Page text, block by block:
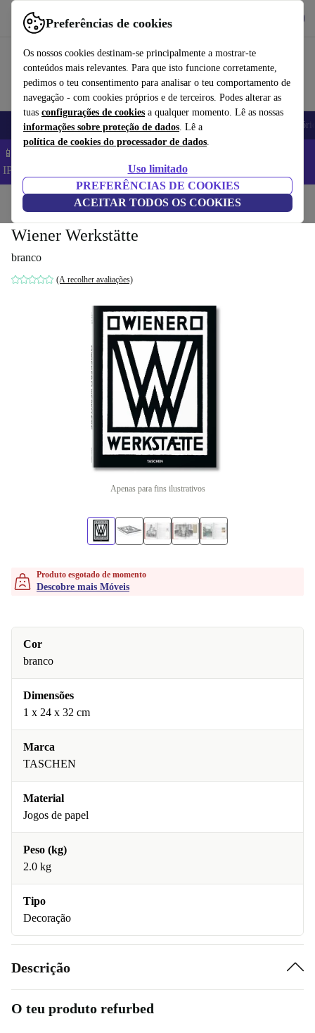
Preferências de cookies
Os nossos cookies destinam-se principalmente a mostrar-te
conteúdos mais relevantes. Para que isto funcione corretamente,
pedimos o teu consentimento para analisar o teu comportamento de
navegação - com cookies próprios e de terceiros. Podes alterar as
tuas configurações de cookies a qualquer momento. Lê as nossas
informações sobre proteção de dados. Lê a
política de cookies do processador de dados.
Uso limitado
PREFERÊNCIAS DE COOKIES
ACEITAR TODOS OS COOKIES
Use o refurbed de forma rápida e fácil
Telemóveis Computadores Portáteis Tablets
📱 Poupa 5% EXTRA em todos os iPhones – Código:
IPHONEDEAL –
Início Casa Móveis
Wiener Werkstätte
branco
(A recolher avaliações)
Apenas para fins ilustrativos
Produto esgotado de momento
Descobre mais Móveis
Cor
branco
Dimensões
1 x 24 x 32 cm
Marca
TASCHEN
Material
Jogos de papel
Peso (kg)
2.0 kg
Tipo
Decoração
Descrição
O teu produto refurbed